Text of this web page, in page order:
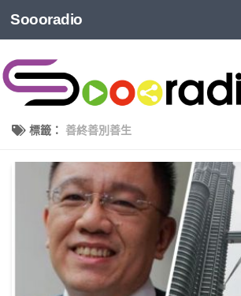
Soooradio
標籤： 善終善別善生